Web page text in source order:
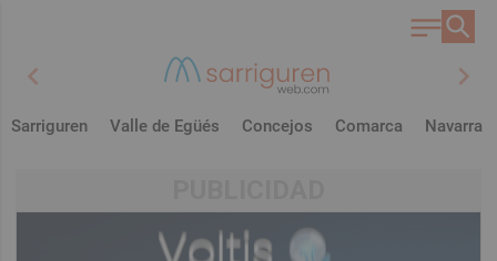
chevron_left chevron_right
Sarriguren Valle de Egüés Concejos Comarca Navarra